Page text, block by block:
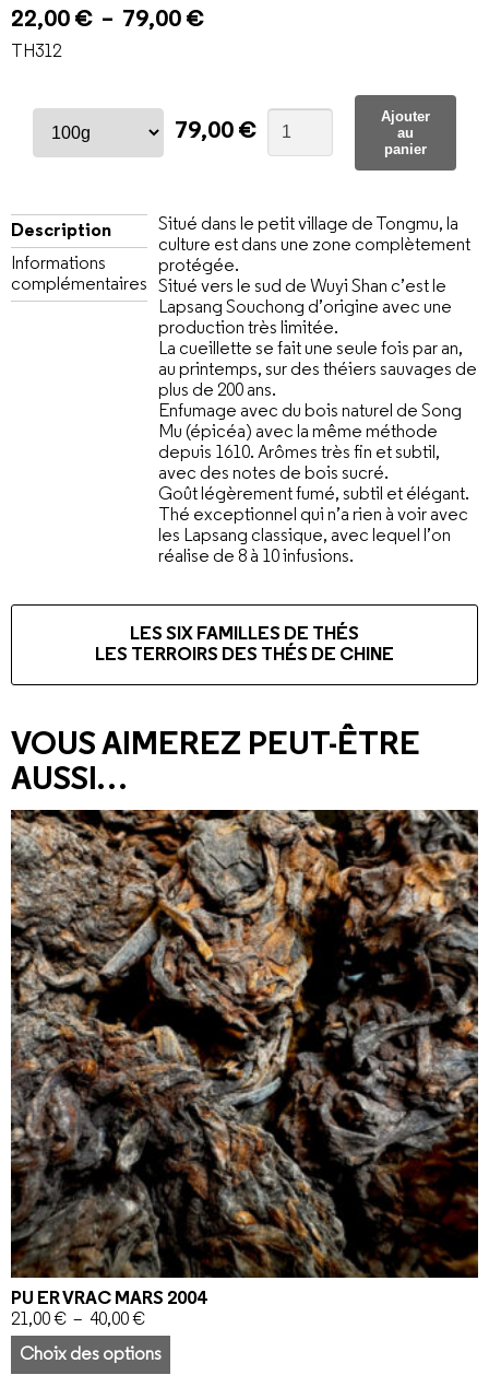
22,00 € – 79,00 €
TH312
79,00 €
Ajouter
au
panier
Description
Informations
complémentaires
Situé dans le petit village de Tongmu, la
culture est dans une zone complètement
protégée.
Situé vers le sud de Wuyi Shan c’est le
Lapsang Souchong d’origine avec une
production très limitée.
La cueillette se fait une seule fois par an,
au printemps, sur des théiers sauvages de
plus de 200 ans.
Enfumage avec du bois naturel de Song
Mu (épicéa) avec la même méthode
depuis 1610. Arômes très fin et subtil,
avec des notes de bois sucré.
Goût légèrement fumé, subtil et élégant.
Thé exceptionnel qui n’a rien à voir avec
les Lapsang classique, avec lequel l’on
réalise de 8 à 10 infusions.
LES SIX FAMILLES DE THÉS
LES TERROIRS DES THÉS DE CHINE
VOUS AIMEREZ PEUT-ÊTRE
AUSSI…
PU ER VRAC MARS 2004
21,00€ – 40,00€
Choix des options